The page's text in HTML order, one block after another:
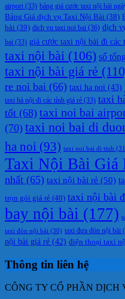
airport (33) bảng giá cước taxi nội bài
Bảng Giá dịch vụ Taxi Nội Bài (38)
bài (39) dich vu taxi noi bai (36) dịch
bai (33) giá cước taxi nội bài đi các
taxi nội bài (106) số
taxi nội bài giá rẻ
re noi bai (66) taxi ha noi (43)
taxi hà nội đi các tỉnh giá rẻ (33) taxi
tốt (68) taxi noi bai
(70) taxi noi bai di
ha noi (93) taxi noi bai di tinh
Taxi Nội Bài Giá
nhất (65) taxi nội bài rẻ (50)
trọn gói giá rẻ (40) taxi nội bài
bay nội bài (177)
taxi đón nội bài (30) taxi đưa đón nội bài
nội bài giá rẻ (42) điện thoại taxi
Thông tin liên hệ
CÔNG TY CỔ PHẦN